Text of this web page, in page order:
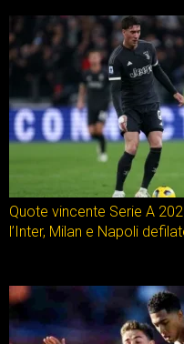
Quote vincente Serie A
l’Inter, Milan e Napoli